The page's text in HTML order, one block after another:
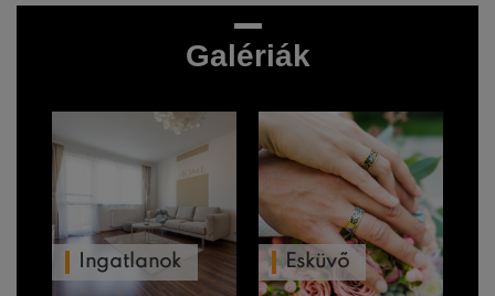
Galériák
Ingatlanok Esküvő